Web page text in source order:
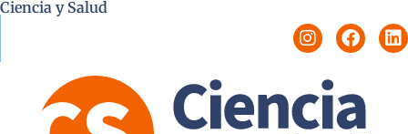
Ciencia y Salud